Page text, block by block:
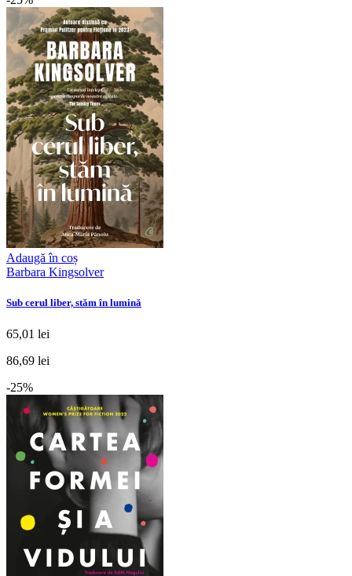
Adaugă în coș
Barbara Kingsolver
Sub cerul liber, stăm în lumină
65,01 lei
86,69 lei
-25%